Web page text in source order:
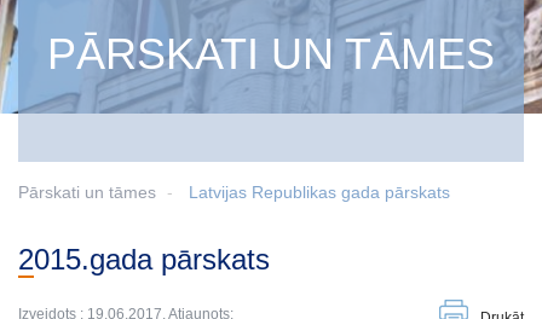
PĀRSKATI UN TĀMES
Pārskati un tāmes Latvijas Republikas gada pārskats
2015.gada pārskats
Izveidots : 19.06.2017. Atjaunots: